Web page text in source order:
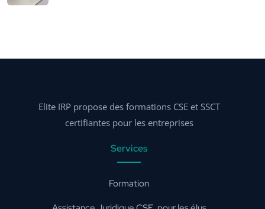
Elite IRP propose des formations CSE et SSCT
certifiantes pour les entreprises
Services
Formation